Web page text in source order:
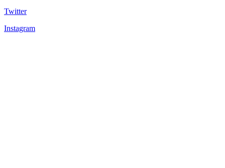
Twitter
Instagram